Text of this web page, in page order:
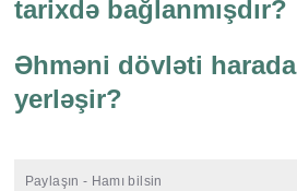
tarixdə bağlanmışdır?
Əhməni dövləti harada
yerləşir?
Paylaşın - Hamı bilsin